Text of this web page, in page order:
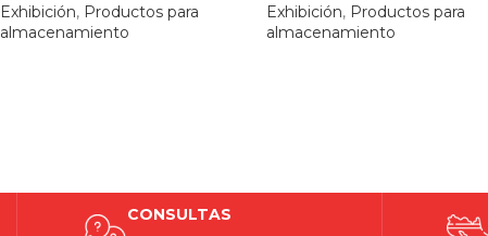
Exhibición, Productos para
almacenamiento
Exhibición, Productos para
almacenamiento
CONSULTAS